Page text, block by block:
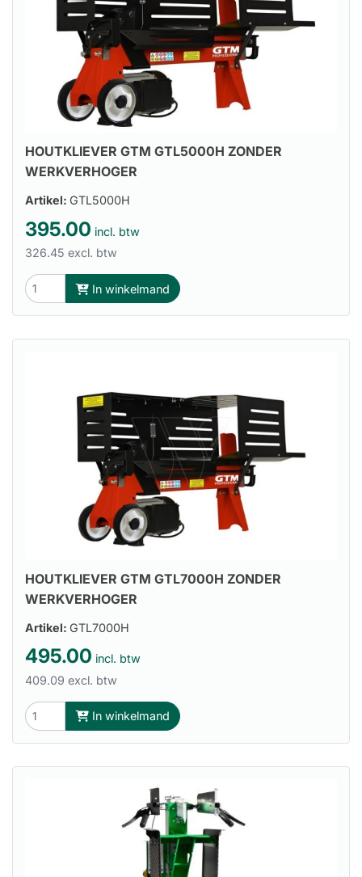
HOUTKLIEVER GTM GTL5000H ZONDER
WERKVERHOGER
Artikel: GTL5000H
395.00 incl. btw
326.45 excl. btw
In winkelmand
HOUTKLIEVER GTM GTL7000H ZONDER
WERKVERHOGER
Artikel: GTL7000H
495.00 incl. btw
409.09 excl. btw
In winkelmand